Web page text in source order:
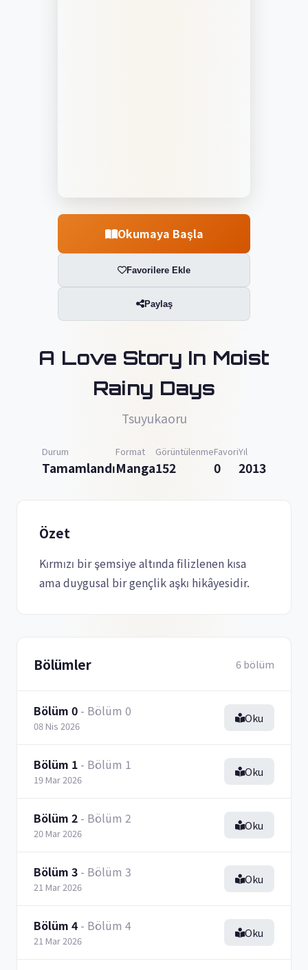
Okumaya Başla
Favorilere Ekle
Paylaş
A Love Story In Moist
Rainy Days
Tsuyukaoru
Durum
Tamamlandı
Format
Manga
Görüntülenme
152
Favori
0
Yıl
2013
Özet
Kırmızı bir şemsiye altında filizlenen kısa
ama duygusal bir gençlik aşkı hikâyesidir.
Bölümler 6 bölüm
Bölüm 0 - Bölüm 0
08 Nis 2026
Oku
Bölüm 1 - Bölüm 1
19 Mar 2026
Oku
Bölüm 2 - Bölüm 2
20 Mar 2026
Oku
Bölüm 3 - Bölüm 3
21 Mar 2026
Oku
Bölüm 4 - Bölüm 4
21 Mar 2026
Oku